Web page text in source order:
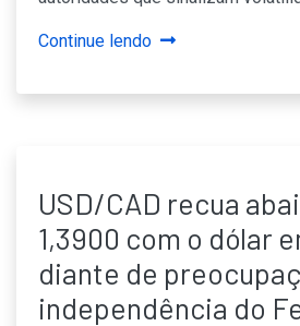
Continue lendo
USD/CAD recua
1,3900 com o dólar
diante de
independência do